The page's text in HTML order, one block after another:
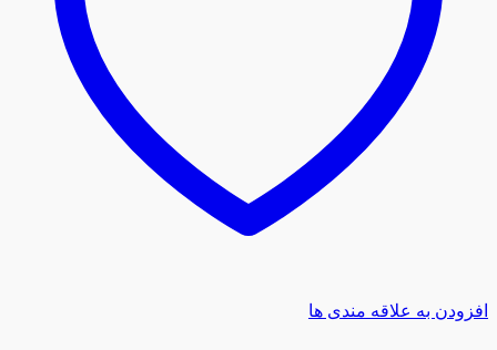
افزودن به علاقه مندی ها